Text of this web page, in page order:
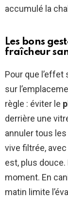
accumulé la
Les bons
fraîcheur
Pour que
sur
règle : éviter le
derrière une
annuler tous
vive filtrée,
est, plus douce.
moment. En
matin limite